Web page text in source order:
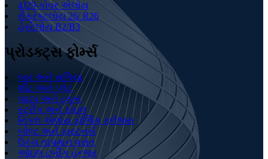
4J29-કોવર એલોય
રીફ્રેક્ટલોય 26/ R26
હેસ્ટેલોય B2/B3
પ્રોડક્ટ્સ ફોર્મ્સ
બાર અને સળિયા
શીટ અને પ્લેટ
પાઇપ અને ટ્યુબ
સ્ટ્રીપ અને ફોઇલ
નિકલ એલોય ફોર્જિંગ ફ્લેંજ્સ
બોલ્ટ અને ફાસ્ટનર્સ
ઉચ્ચ તાપમાન વસંત
ઓઇલ ટર્બીંગ હેન્જર